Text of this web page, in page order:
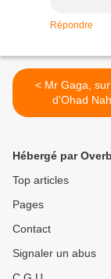
Répondre
< Mr Gaga, sur les pas
d'Ohad
Hébergé par
Top articles
Pages
Contact
Signaler un abus